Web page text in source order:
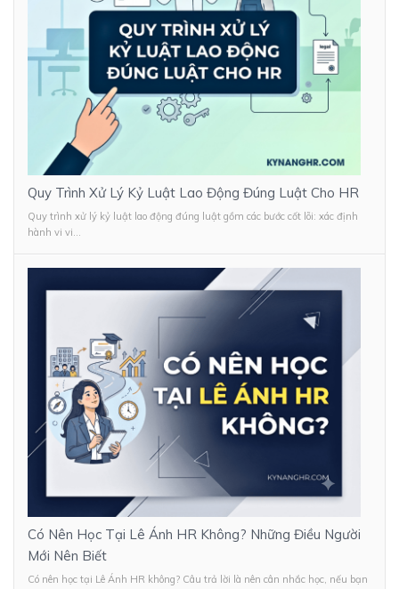
Quy Trình Xử Lý Kỷ Luật Lao Động Đúng Luật Cho HR
Quy trình xử lý kỷ luật lao động đúng luật gồm các bước cốt lõi: xác định
hành vi vi...
Có Nên Học Tại Lê Ánh HR Không? Những Điều Người
Mới Nên Biết
Có nên học tại Lê Ánh HR không? Câu trả lời là nên cân nhắc học, nếu bạn